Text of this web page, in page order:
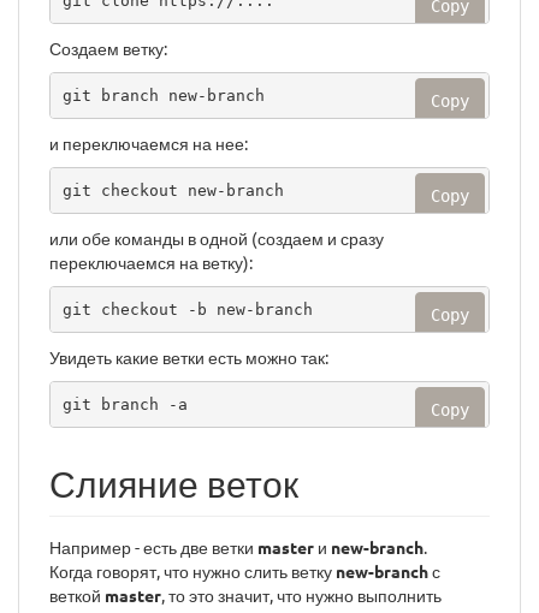
Copy
Создаем ветку:
git branch new-branch Copy
и переключаемся на нее:
git checkout new-branch Copy
или обе команды в одной (создаем и сразу
переключаемся на ветку):
git checkout -b new-branch Copy
Увидеть какие ветки есть можно так:
git branch -a Copy
Слияние веток
Например - есть две ветки master и new-branch.
Когда говорят, что нужно слить ветку new-branchс
веткой master, то это значит, что нужно выполнить